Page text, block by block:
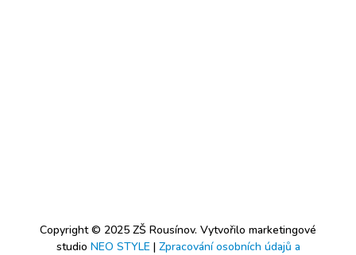
Copyright © 2025 ZŠ Rousínov. Vytvořilo marketingové
studio NEO STYLE | Zpracování osobních údajů a